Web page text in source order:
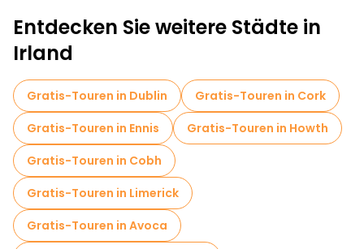
Kneipentour in Galway
Kostenlose Tagesausflüge in Galway
Kostenlose Nachtwanderungen in Galway
Fahrradtouren in Galway
Food-Touren in Galway
Kostenlose Führungen in der Nähe Spanish Arch
Kostenlose Führungen in der Nähe Lynch's Castle
Entdecken Sie weitere Städte in
Irland
Gratis-Touren in Dublin
Gratis-Touren in Cork
Gratis-Touren in Ennis
Gratis-Touren in Howth
Gratis-Touren in Cobh
Gratis-Touren in Limerick
Gratis-Touren in Avoca